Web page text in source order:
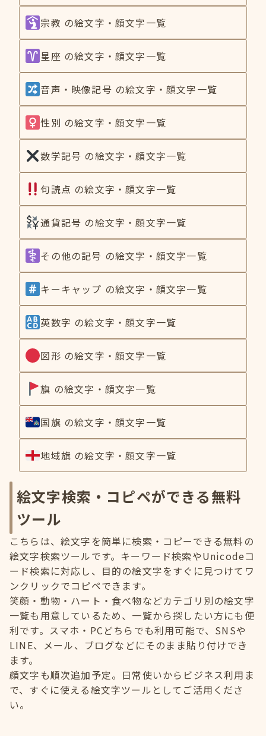
宗教 の絵文字・顔文字一覧
星座 の絵文字・顔文字一覧
音声・映像記号 の絵文字・顔文字一覧
性別 の絵文字・顔文字一覧
数学記号 の絵文字・顔文字一覧
句読点 の絵文字・顔文字一覧
通貨記号 の絵文字・顔文字一覧
その他の記号 の絵文字・顔文字一覧
キーキャップ の絵文字・顔文字一覧
英数字 の絵文字・顔文字一覧
図形 の絵文字・顔文字一覧
旗 の絵文字・顔文字一覧
国旗 の絵文字・顔文字一覧
地域旗 の絵文字・顔文字一覧
絵文字検索・コピペができる無料
ツール
こちらは、絵文字を簡単に検索・コピーできる無料の
絵文字検索ツールです。キーワード検索やUnicodeコ
ード検索に対応し、目的の絵文字をすぐに見つけてワ
ンクリックでコピペできます。
笑顔・動物・ハート・食べ物などカテゴリ別の絵文字
一覧も用意しているため、一覧から探したい方にも便
利です。スマホ・PCどちらでも利用可能で、SNSや
LINE、メール、ブログなどにそのまま貼り付けでき
ます。
顔文字も順次追加予定。日常使いからビジネス利用ま
で、すぐに使える絵文字ツールとしてご活用くださ
い。